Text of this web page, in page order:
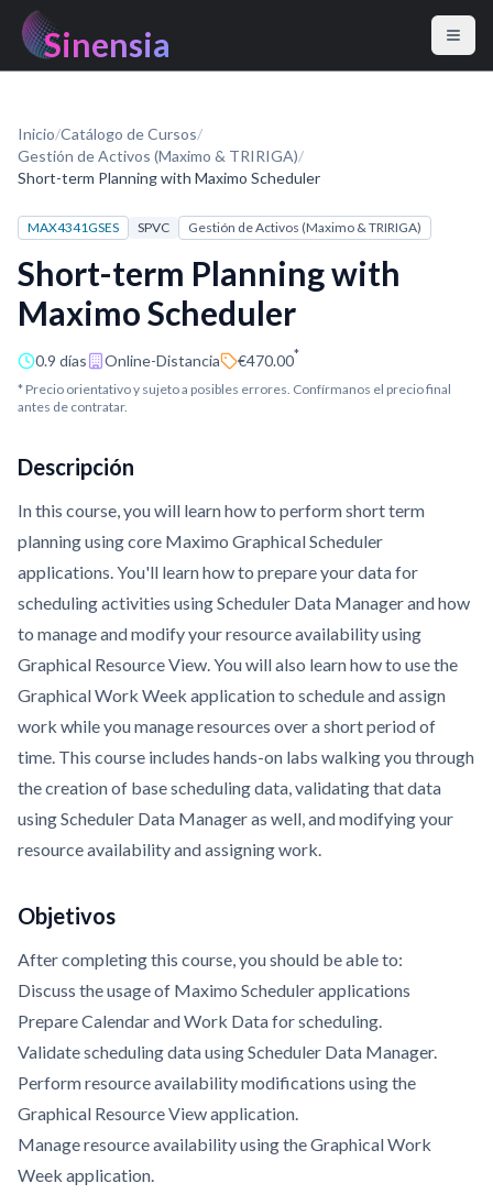
Sinensia
Inicio/Catálogo de Cursos/
Gestión de Activos (Maximo & TRIRIGA)/
Short-term Planning with Maximo Scheduler
MAX4341GSES SPVC Gestión de Activos (Maximo & TRIRIGA)
Short-term Planning with
Maximo Scheduler
0.9 días Online-Distancia €470.00*
* Precio orientativo y sujeto a posibles errores. Confírmanos el precio final
antes de contratar.
Descripción
In this course, you will learn how to perform short term
planning using core Maximo Graphical Scheduler
applications. You'll learn how to prepare your data for
scheduling activities using Scheduler Data Manager and how
to manage and modify your resource availability using
Graphical Resource View. You will also learn how to use the
Graphical Work Week application to schedule and assign
work while you manage resources over a short period of
time. This course includes hands-on labs walking you through
the creation of base scheduling data, validating that data
using Scheduler Data Manager as well, and modifying your
resource availability and assigning work.
Objetivos
After completing this course, you should be able to:
Discuss the usage of Maximo Scheduler applications
Prepare Calendar and Work Data for scheduling.
Validate scheduling data using Scheduler Data Manager.
Perform resource availability modifications using the
Graphical Resource View application.
Manage resource availability using the Graphical Work
Week application.